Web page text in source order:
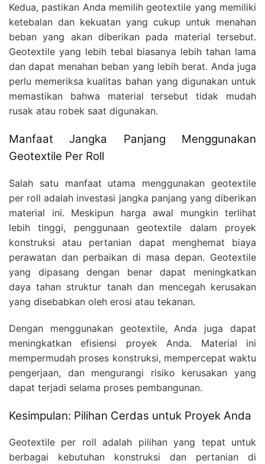
Kedua, pastikan Anda memilih geotextile yang memiliki
ketebalan dan kekuatan yang cukup untuk menahan
beban yang akan diberikan pada material tersebut.
Geotextile yang lebih tebal biasanya lebih tahan lama
dan dapat menahan beban yang lebih berat. Anda juga
perlu memeriksa kualitas bahan yang digunakan untuk
memastikan bahwa material tersebut tidak mudah
rusak atau robek saat digunakan.
Manfaat Jangka Panjang Menggunakan
Geotextile Per Roll
Salah satu manfaat utama menggunakan geotextile
per roll adalah investasi jangka panjang yang diberikan
material ini. Meskipun harga awal mungkin terlihat
lebih tinggi, penggunaan geotextile dalam proyek
konstruksi atau pertanian dapat menghemat biaya
perawatan dan perbaikan di masa depan. Geotextile
yang dipasang dengan benar dapat meningkatkan
daya tahan struktur tanah dan mencegah kerusakan
yang disebabkan oleh erosi atau tekanan.
Dengan menggunakan geotextile, Anda juga dapat
meningkatkan efisiensi proyek Anda. Material ini
mempermudah proses konstruksi, mempercepat waktu
pengerjaan, dan mengurangi risiko kerusakan yang
dapat terjadi selama proses pembangunan.
Kesimpulan: Pilihan Cerdas untuk Proyek Anda
Geotextile per roll adalah pilihan yang tepat untuk
berbagai kebutuhan konstruksi dan pertanian di